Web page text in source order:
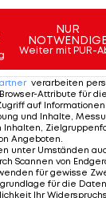
das Duo,
nur zwei
gibt es
mit ihrem
wir haben
NUR
Weiter mit PUR-
verarbeiten
Attribute für
auf
und Inhalte,
Inhalten,
Angeboten.
unter Umständen
Scannen von
für gewisse
für die
Ihr